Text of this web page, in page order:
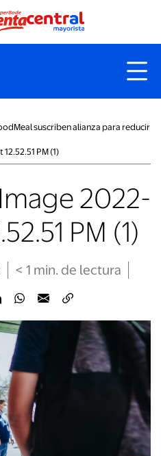
suscriben alianza para reducir
PM (1)
2022-
PM (1)
< 1 min. de lectura